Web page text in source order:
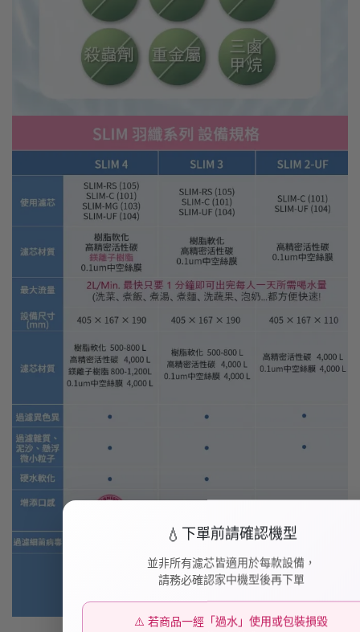
💧 下單前請確認機型
並非所有濾芯皆適用於每款設備，
請務必確認家中機型後再下單
⚠️ 若商品一經「過水」使用或包裝損毀